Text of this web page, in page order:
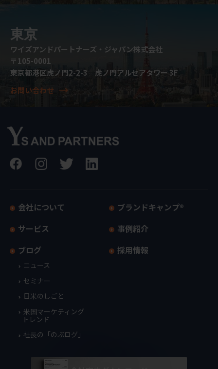
東京
ワイズアンドパートナーズ・ジャパン株式会社
〒105-0001
東京都港区虎ノ門2-2-3 虎ノ門アルセアタワー 3F
お問い合わせ
会社について
サービス
ブログ
ニュース
セミナー
日米のしごと
米国マーケティング
トレンド
社長の「のぶログ」
ブランドキャンプ®
事例紹介
採用情報